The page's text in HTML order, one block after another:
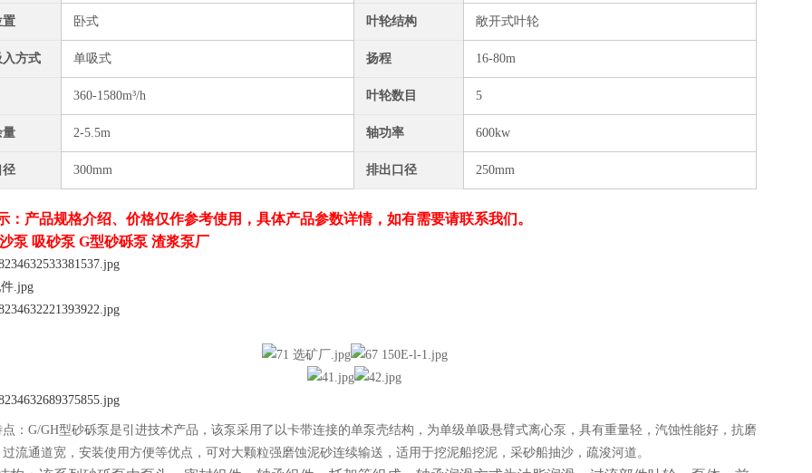
置 卧式 叶轮结构 敞开式叶轮
入方式 单吸式 扬程 16-80m
360-1580m³/h 叶轮数目 5
量 2-5.5m 轴功率 600kw
径 300mm 排出口径 250mm
：产品规格介绍、价格仅作参考使用，具体产品参数详情，如有需要请联系我们。
泵 吸砂泵 G型砂砾泵 渣浆泵厂
：G/GH型砂砾泵是引进技术产品，该泵采用了以卡带连接的单泵壳结构，为单级单吸悬臂式离心泵，具有重量轻，汽蚀性能好，抗磨
流通道宽，安装使用方便等优点，可对大颗粒强磨蚀泥砂连续输送，适用于挖泥船挖泥，采砂船抽沙，疏浚河道。